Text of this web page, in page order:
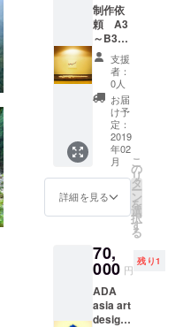
制作依
頼 A3
～B3サ
イズ 2
点 お好
きな曲
から制
作致し
ます。
仕上
がった
もの数
点から
お選び
いただ
きま
の状態
でのお
渡しで
す。
支援
者：
0人
お届
け予
定：
2019
年02
月
詳細を見る
こ
の
リ
タ
ー
ン
を
選
択
す
る
70,
000 円
残り1
ADA
asia art
design